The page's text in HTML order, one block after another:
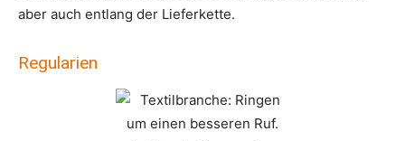
aber auch entlang der Lieferkette.
Regularien